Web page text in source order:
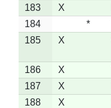
183
X
184
*
185
X
186 X
187
X
188
X